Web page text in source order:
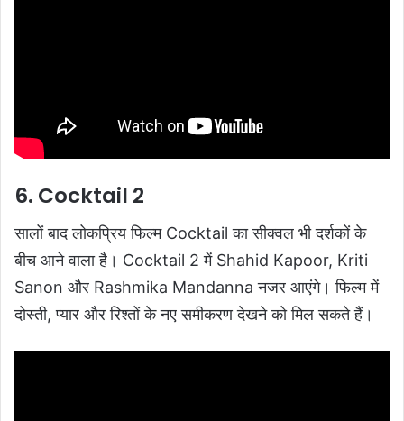
6. Cocktail 2
सालों बाद लोकप्रिय फिल्म Cocktail का सीक्वल भी दर्शकों के
बीच आने वाला है। Cocktail 2 में Shahid Kapoor, Kriti
Sanon और Rashmika Mandanna नजर आएंगे। फिल्म में
दोस्ती, प्यार और रिश्तों के नए समीकरण देखने को मिल सकते हैं।